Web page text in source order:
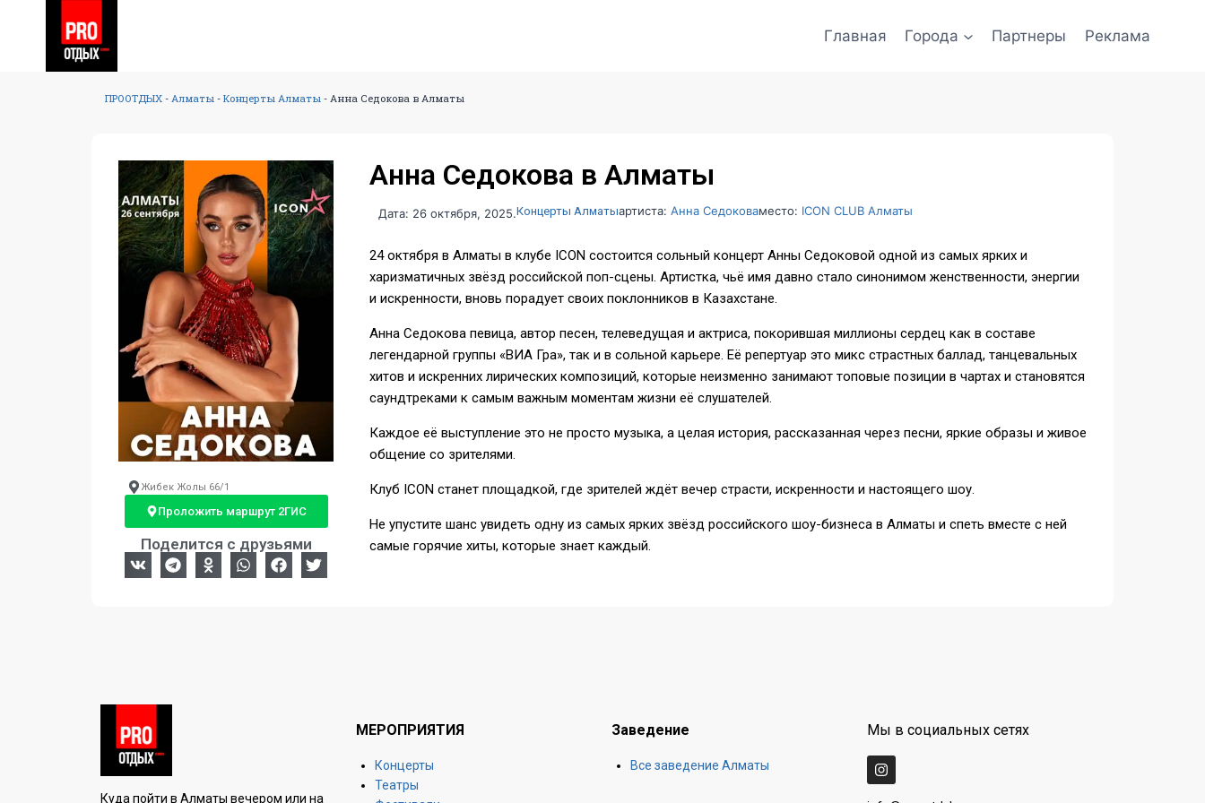
Главная Города Партнеры Реклама
ПРООТДЫХ - Алматы - Концерты Алматы - Анна Седокова в Алматы
Жибек Жолы 66/1
Проложить маршрут 2ГИС
Поделится с друзьями
Анна Седокова в Алматы
Дата: 26 октября, 2025.Концерты Алматыартиста: Анна Седоковаместо: ICON CLUB Алматы
24 октября в Алматы в клубе ICON состоится сольный концерт Анны Седоковой одной из самых ярких и
харизматичных звёзд российской поп-сцены. Артистка, чьё имя давно стало синонимом женственности, энергии
и искренности, вновь порадует своих поклонников в Казахстане.
Анна Седокова певица, автор песен, телеведущая и актриса, покорившая миллионы сердец как в составе
легендарной группы «ВИА Гра», так и в сольной карьере. Её репертуар это микс страстных баллад, танцевальных
хитов и искренних лирических композиций, которые неизменно занимают топовые позиции в чартах и становятся
саундтреками к самым важным моментам жизни её слушателей.
Каждое её выступление это не просто музыка, а целая история, рассказанная через песни, яркие образы и живое
общение со зрителями.
Клуб ICON станет площадкой, где зрителей ждёт вечер страсти, искренности и настоящего шоу.
Не упустите шанс увидеть одну из самых ярких звёзд российского шоу-бизнеса в Алматы и спеть вместе с ней
самые горячие хиты, которые знает каждый.
Куда пойти в Алматы вечером или на
МЕРОПРИЯТИЯ
Концерты
Театры
Заведение
Все заведение Алматы
Мы в социальных сетях